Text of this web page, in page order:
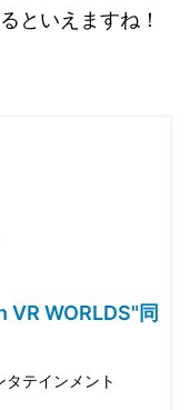
といえますね！
WORLDS"同
テインメント